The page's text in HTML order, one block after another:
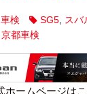
車検 SG5 スバ
京都車検
ホームページは